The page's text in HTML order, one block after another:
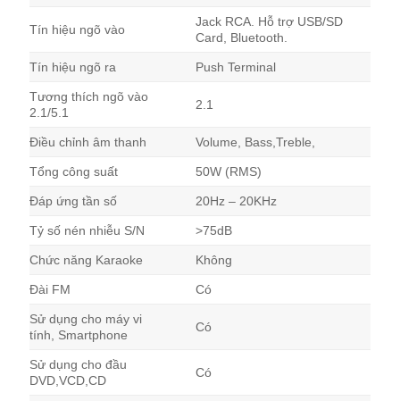
Tín hiệu ngõ vào
Jack RCA. Hỗ trợ USB/SD
Card, Bluetooth.
Tín hiệu ngõ ra Push Terminal
Tương thích ngõ vào
2.1/5.1
2.1
Điều chỉnh âm thanh Volume, Bass,Treble,
Tổng công suất 50W (RMS)
Đáp ứng tần số 20Hz – 20KHz
Tỷ số nén nhiễu S/N >75dB
Chức năng Karaoke Không
Đài FM Có
Sử dụng cho máy vi
tính, Smartphone
Có
Sử dụng cho đầu
DVD,VCD,CD
Có